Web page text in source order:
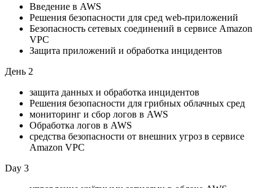
Введение в AWS
Решения безопасности для сред web-приложений
Безопасность сетевых соединений в сервисе Amazon
VPC
Защита приложений и обработка инцидентов
День 2
защита данных и обработка инцидентов
Решения безопасности для грибных облачных сред
мониторинг и сбор логов в AWS
Обработка логов в AWS
средства безопасности от внешних угроз в сервисе
Amazon VPC
Day 3